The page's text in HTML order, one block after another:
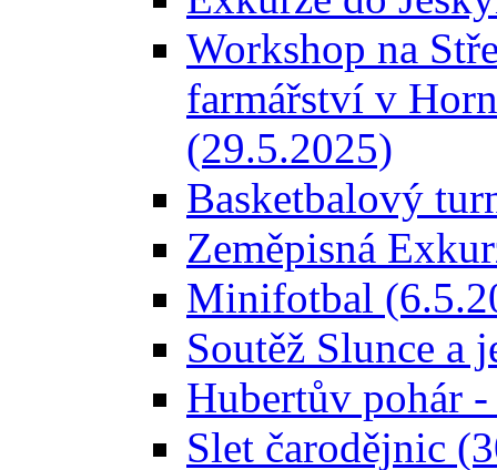
Workshop na
farmářství v
(29.5.2025)
Basketbalový
Zeměpisná
Minifotbal
Soutěž Slunce a
Hubertův pohár
Slet čarodějnic